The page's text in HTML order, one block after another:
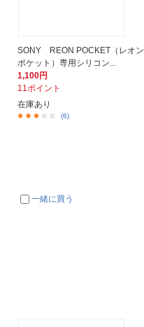
SONY REON POCKET（レオン
ポケット）専用シリコン...
1,100円
11ポイント
在庫あり
(6)
一緒に買う